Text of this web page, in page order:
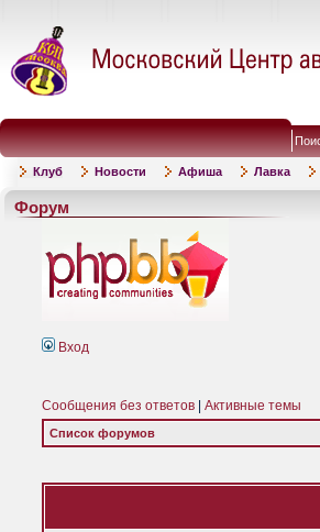
Клуб Новости Афиша Лавка
Форум
Вход
Сообщения без ответов Активные темы
Список форумов